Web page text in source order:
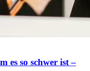
es so schwer ist –